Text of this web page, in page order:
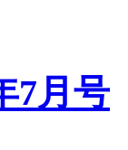
7月号